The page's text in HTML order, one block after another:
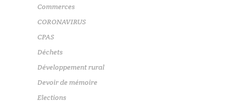
Commerces
CORONAVIRUS
CPAS
Déchets
Développement rural
Devoir de mémoire
Elections